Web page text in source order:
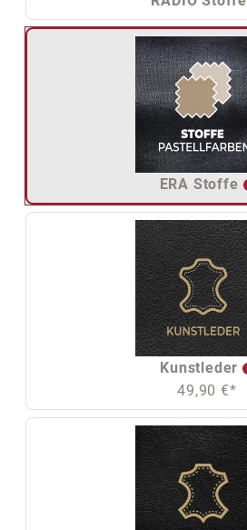
ERA Stoffe
Kunstleder
49,90 €*